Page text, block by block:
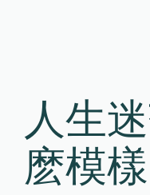
人生
麽模